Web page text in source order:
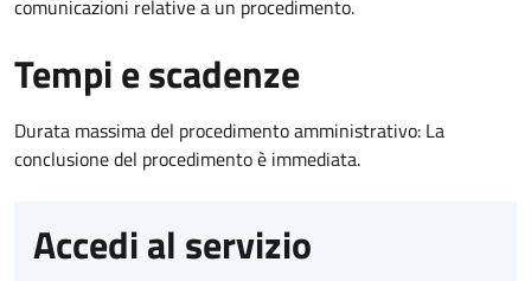
comunicazioni relative a un procedimento.
Tempi e scadenze
Durata massima del procedimento amministrativo: La
conclusione del procedimento è immediata.
Accedi al servizio